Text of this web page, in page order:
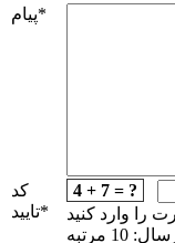
پیام*
کد
تایید*
4 + 7 = ?
را وارد کنید
مرتبه